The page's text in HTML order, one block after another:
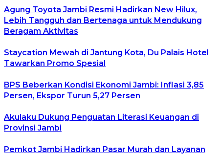
Agung Toyota Jambi Resmi Hadirkan New Hilux,
Lebih Tangguh dan Bertenaga untuk Mendukung
Beragam Aktivitas
Staycation Mewah di Jantung Kota, Du Palais Hotel
Tawarkan Promo Spesial
BPS Beberkan Kondisi Ekonomi Jambi: Inflasi 3,85
Persen, Ekspor Turun 5,27 Persen
Akulaku Dukung Penguatan Literasi Keuangan di
Provinsi Jambi
Pemkot Jambi Hadirkan Pasar Murah dan Layanan